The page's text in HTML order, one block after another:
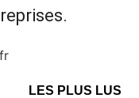
LES PLUS LUS